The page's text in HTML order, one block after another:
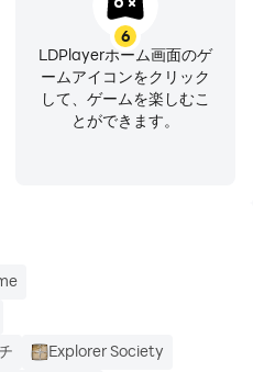
のインストールは不要で
析し、重複ファイルや大き
データをクリーンアップ —
6
LDPlayerホーム画面のゲ
ームアイコンをクリック
して、ゲームを楽しむこ
とができます。
Explorer Society